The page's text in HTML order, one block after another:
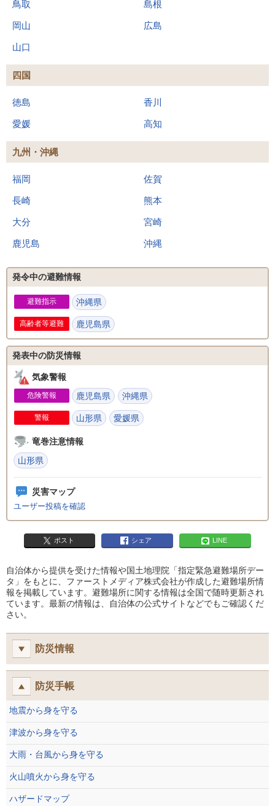
鳥取 島根
岡山 広島
山口
四国
徳島 香川
愛媛 高知
九州・沖縄
福岡 佐賀
長崎 熊本
大分 宮崎
鹿児島 沖縄
発令中の避難情報
避難指示 沖縄県
高齢者等避難 鹿児島県
発表中の防災情報
気象警報
危険警報 鹿児島県 沖縄県
警報 山形県 愛媛県
竜巻注意情報
山形県
災害マップ
ユーザー投稿を確認
ポスト シェア LINE
自治体から提供を受けた情報や国土地理院「指定緊急避難場所デー
タ」をもとに、ファーストメディア株式会社が作成した避難場所情
報を掲載しています。避難場所に関する情報は全国で随時更新され
ています。最新の情報は、自治体の公式サイトなどでもご確認くだ
さい。
防災情報
防災手帳
地震から身を守る
津波から身を守る
大雨・台風から身を守る
火山噴火から身を守る
ハザードマップ